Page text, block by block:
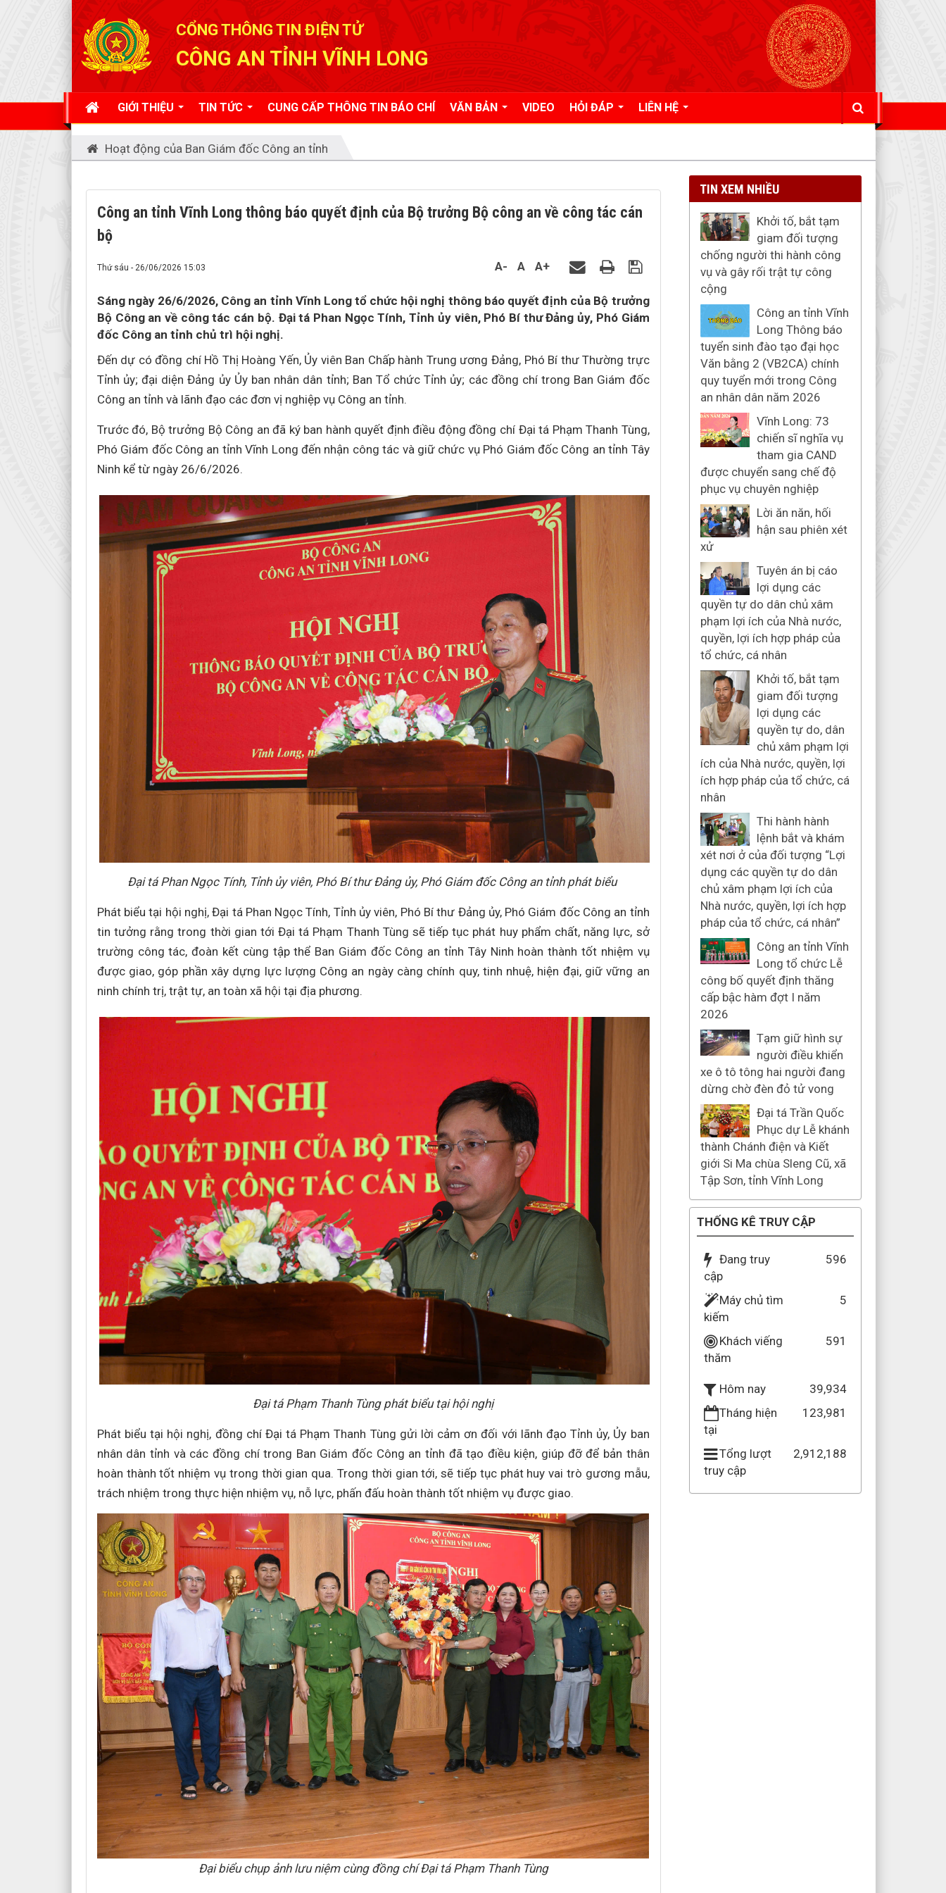
CỔNG THÔNG TIN ĐIỆN TỬ
CÔNG AN TỈNH VĨNH LONG
GIỚI THIỆU TIN TỨC CUNG CẤP THÔNG TIN BÁO CHÍ VĂN BẢN VIDEO HỎI ĐÁP LIÊN HỆ
Hoạt động của Ban Giám đốc Công an tỉnh
Công an tỉnh Vĩnh Long thông báo quyết định của Bộ trưởng Bộ công an về công tác cán
bộ
Thứ sáu - 26/06/2026 15:03 A- A A+
Sáng ngày 26/6/2026, Công an tỉnh Vĩnh Long tổ chức hội nghị thông báo quyết định của Bộ trưởng
Bộ Công an về công tác cán bộ. Đại tá Phan Ngọc Tính, Tỉnh ủy viên, Phó Bí thư Đảng ủy, Phó Giám
đốc Công an tỉnh chủ trì hội nghị.
Đến dự có đồng chí Hồ Thị Hoàng Yến, Ủy viên Ban Chấp hành Trung ương Đảng, Phó Bí thư Thường trực
Tỉnh ủy; đại diện Đảng ủy Ủy ban nhân dân tỉnh; Ban Tổ chức Tỉnh ủy; các đồng chí trong Ban Giám đốc
Công an tỉnh và lãnh đạo các đơn vị nghiệp vụ Công an tỉnh.
Trước đó, Bộ trưởng Bộ Công an đã ký ban hành quyết định điều động đồng chí Đại tá Phạm Thanh Tùng,
Phó Giám đốc Công an tỉnh Vĩnh Long đến nhận công tác và giữ chức vụ Phó Giám đốc Công an tỉnh Tây
Ninh kể từ ngày 26/6/2026.
Đại tá Phan Ngọc Tính, Tỉnh ủy viên, Phó Bí thư Đảng ủy, Phó Giám đốc Công an tỉnh phát biểu
Phát biểu tại hội nghị, Đại tá Phan Ngọc Tính, Tỉnh ủy viên, Phó Bí thư Đảng ủy, Phó Giám đốc Công an tỉnh
tin tưởng rằng trong thời gian tới Đại tá Phạm Thanh Tùng sẽ tiếp tục phát huy phẩm chất, năng lực, sở
trường công tác, đoàn kết cùng tập thể Ban Giám đốc Công an tỉnh Tây Ninh hoàn thành tốt nhiệm vụ
được giao, góp phần xây dựng lực lượng Công an ngày càng chính quy, tinh nhuệ, hiện đại, giữ vững an
ninh chính trị, trật tự, an toàn xã hội tại địa phương.
Đại tá Phạm Thanh Tùng phát biểu tại hội nghị
Phát biểu tại hội nghị, đồng chí Đại tá Phạm Thanh Tùng gửi lời cảm ơn đối với lãnh đạo Tỉnh ủy, Ủy ban
nhân dân tỉnh và các đồng chí trong Ban Giám đốc Công an tỉnh đã tạo điều kiện, giúp đỡ để bản thân
hoàn thành tốt nhiệm vụ trong thời gian qua. Trong thời gian tới, sẽ tiếp tục phát huy vai trò gương mẫu,
trách nhiệm trong thực hiện nhiệm vụ, nỗ lực, phấn đấu hoàn thành tốt nhiệm vụ được giao.
Đại biểu chụp ảnh lưu niệm cùng đồng chí Đại tá Phạm Thanh Tùng
TIN XEM NHIỀU
Khởi tố, bắt tạm
giam đối tượng
chống người thi hành công
vụ và gây rối trật tự công
cộng
Công an tỉnh Vĩnh
Long Thông báo
tuyển sinh đào tạo đại học
Văn bằng 2 (VB2CA) chính
quy tuyển mới trong Công
an nhân dân năm 2026
Vĩnh Long: 73
chiến sĩ nghĩa vụ
tham gia CAND
được chuyển sang chế độ
phục vụ chuyên nghiệp
Lời ăn năn, hối
hận sau phiên xét
xử
Tuyên án bị cáo
lợi dụng các
quyền tự do dân chủ xâm
phạm lợi ích của Nhà nước,
quyền, lợi ích hợp pháp của
tổ chức, cá nhân
Khởi tố, bắt tạm
giam đối tượng
lợi dụng các
quyền tự do, dân
chủ xâm phạm lợi
ích của Nhà nước, quyền, lợi
ích hợp pháp của tổ chức, cá
nhân
Thi hành hành
lệnh bắt và khám
xét nơi ở của đối tượng “Lợi
dụng các quyền tự do dân
chủ xâm phạm lợi ích của
Nhà nước, quyền, lợi ích hợp
pháp của tổ chức, cá nhân”
Công an tỉnh Vĩnh
Long tổ chức Lễ
công bố quyết định thăng
cấp bậc hàm đợt I năm
2026
Tạm giữ hình sự
người điều khiển
xe ô tô tông hai người đang
dừng chờ đèn đỏ tử vong
Đại tá Trần Quốc
Phục dự Lễ khánh
thành Chánh điện và Kiết
giới Si Ma chùa Sleng Cũ, xã
Tập Sơn, tỉnh Vĩnh Long
THỐNG KÊ TRUY CẬP
Đang truy
cập
596
Máy chủ tìm
kiếm
5
Khách viếng
thăm
591
Hôm nay
39,934
Tháng hiện
tại
123,981
Tổng lượt
truy cập
2,912,188